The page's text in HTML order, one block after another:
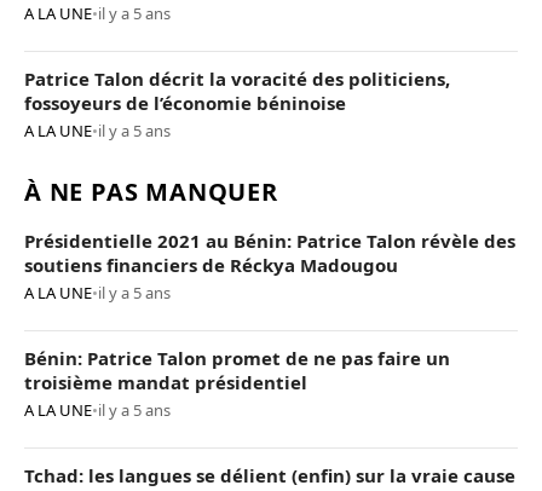
A LA UNE•il y a 5 ans
Patrice Talon décrit la voracité des politiciens,
fossoyeurs de l’économie béninoise
A LA UNE•il y a 5 ans
À NE PAS MANQUER
Présidentielle 2021 au Bénin: Patrice Talon révèle des
soutiens financiers de Réckya Madougou
A LA UNE•il y a 5 ans
Bénin: Patrice Talon promet de ne pas faire un
troisième mandat présidentiel
A LA UNE•il y a 5 ans
Tchad: les langues se délient (enfin) sur la vraie cause